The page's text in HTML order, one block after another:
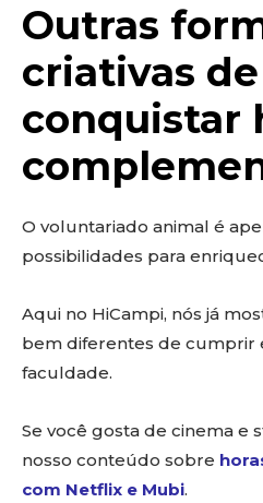
Outras
criativas de
conquistar
O voluntariado animal é
possibilidades para
Aqui no HiCampi, nós já
bem diferentes de cumprir
faculdade.
Se você gosta de cinema e
nosso conteúdo sobre
com Netflix e Mubi.